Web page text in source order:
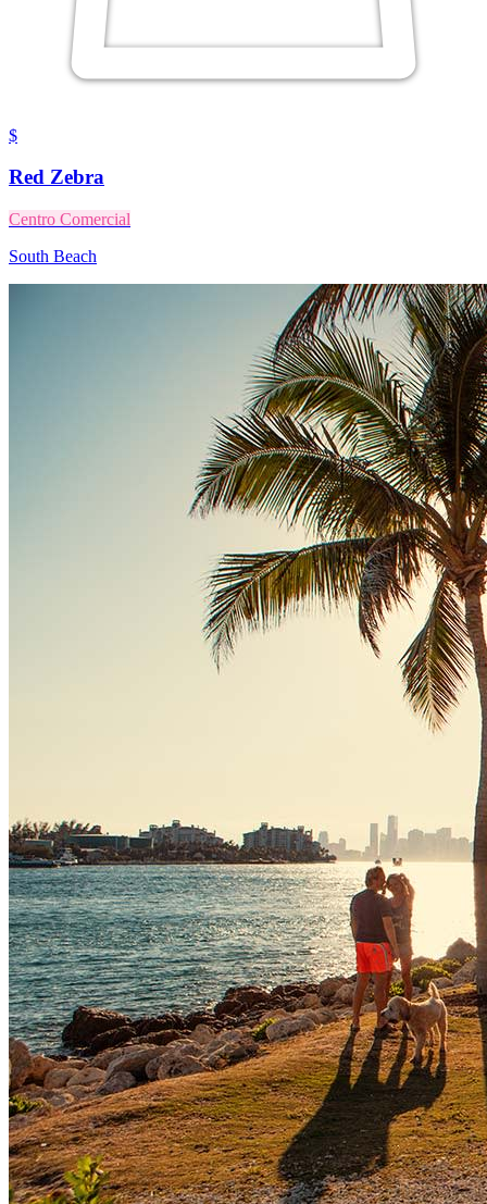
$
Red Zebra
Centro Comercial
South Beach